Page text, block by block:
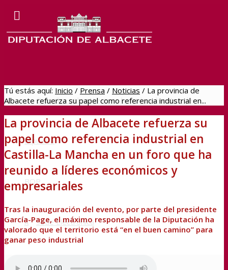
Dipualba onlineNavegar hacia los directos de
Dipualba
BOP
Sede Electrónica
Tú estás aquí: Inicio / Prensa / Noticias / La provincia de
Albacete refuerza su papel como referencia industrial en...
La provincia de Albacete refuerza su
papel como referencia industrial en
Castilla-La Mancha en un foro que ha
reunido a líderes económicos y
empresariales
Tras la inauguración del evento, por parte del presidente
García-Page, el máximo responsable de la Diputación ha
valorado que el territorio está “en el buen camino” para
ganar peso industrial